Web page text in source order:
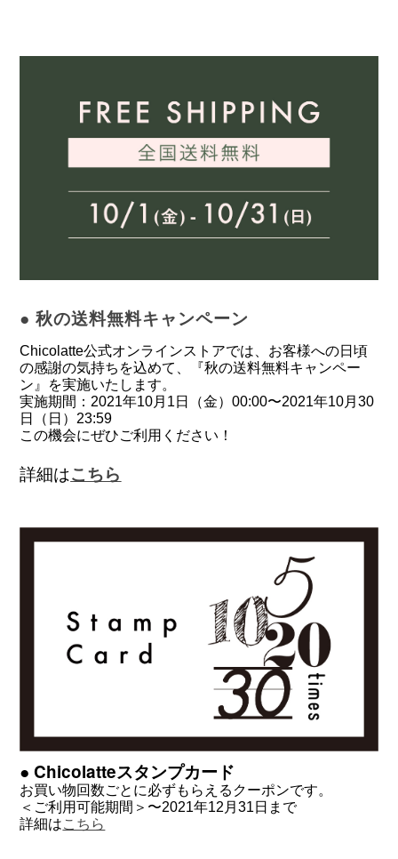
●秋の送料無料キャンペーン
Chicolatte公式オンラインストアでは、お客様への日頃
の感謝の気持ちを込めて、『秋の送料無料キャンペー
ン』を実施いたします。
実施期間：2021年10月1日（金）00:00〜2021年10月30
日（日）23:59
この機会にぜひご利用ください！
詳細はこちら
● Chicolatteスタンプカード
お買い物回数ごとに必ずもらえるクーポンです。
＜ご利用可能期間＞〜2021年12月31日まで
詳細はこちら